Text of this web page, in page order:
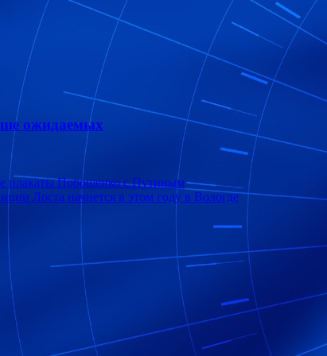
ожидаемых
плакаты Порошенко с Путиным
Лоста начнется в этом году в Вологде